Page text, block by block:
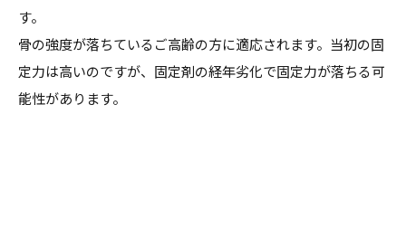
す。
骨の強度が落ちているご高齢の方に適応されます。当初の固
定力は高いのですが、固定剤の経年劣化で固定力が落ちる可
能性があります。